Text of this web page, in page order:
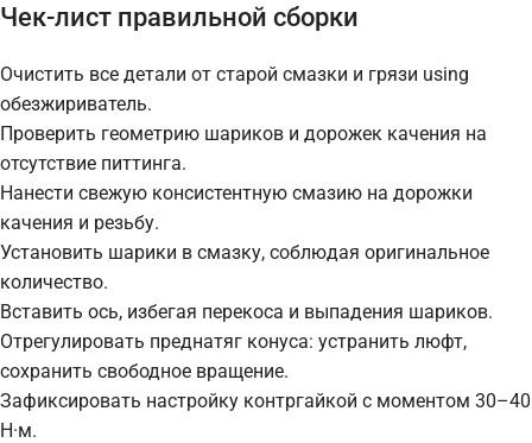
Чек-лист правильной сборки
Очистить все детали от старой смазки и грязи using
обезжириватель.
Проверить геометрию шариков и дорожек качения на
отсутствие питтинга.
Нанести свежую консистентную смазию на дорожки
качения и резьбу.
Установить шарики в смазку, соблюдая оригинальное
количество.
Вставить ось, избегая перекоса и выпадения шариков.
Отрегулировать преднатяг конуса: устранить люфт,
сохранить свободное вращение.
Зафиксировать настройку контргайкой с моментом 30–40
Н·м.